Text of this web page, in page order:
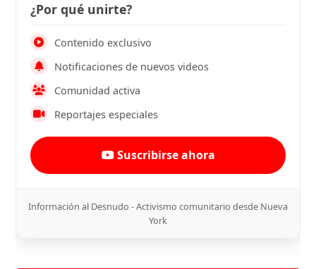
¿Por qué unirte?
Contenido exclusivo
Notificaciones de nuevos videos
Comunidad activa
Reportajes especiales
Suscribirse ahora
Información al Desnudo - Activismo comunitario desde Nueva
York